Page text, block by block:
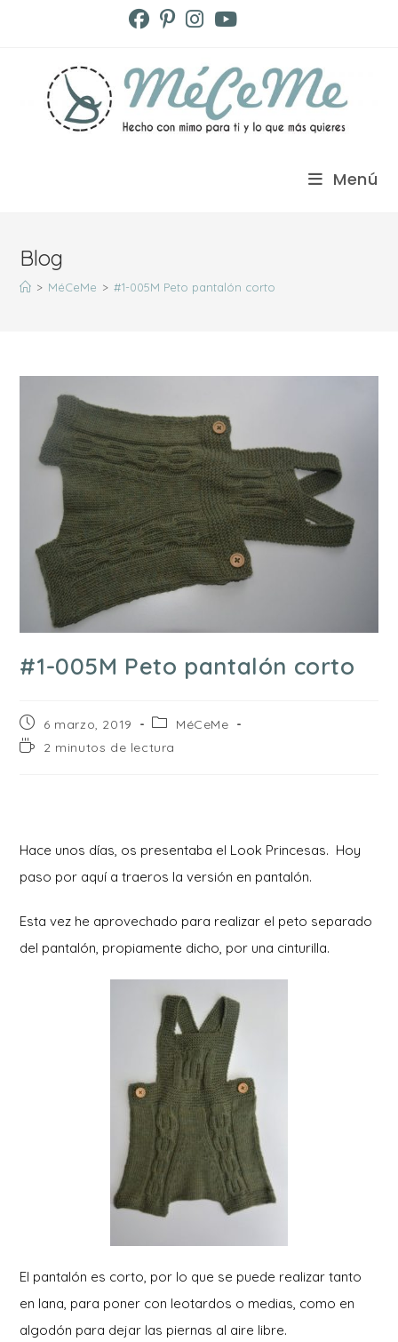
Menú
Blog
> MéCeMe > #1-005M Peto pantalón corto
#1-005M Peto pantalón corto
Publicación
de
la
6 marzo, 2019
Categoría
la
MéCeMe
Tiempo2 minutos de lectura
Hace unos días, os presentaba el Look Princesas. Hoy
paso por aquí a traeros la versión en pantalón.
Esta vez he aprovechado para realizar el peto separado
del pantalón, propiamente dicho, por una cinturilla.
El pantalón es corto, por lo que se puede realizar tanto
en lana, para poner con leotardos o medias, como en
algodón para dejar las piernas al aire libre.